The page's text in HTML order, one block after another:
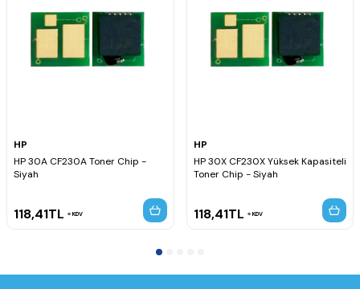
HP
HP 30A CF230A Toner Chip -
Siyah
118,41TL KDV
HP
HP 30X CF230X Yüksek Kapasiteli
Toner Chip - Siyah
118,41TL KDV